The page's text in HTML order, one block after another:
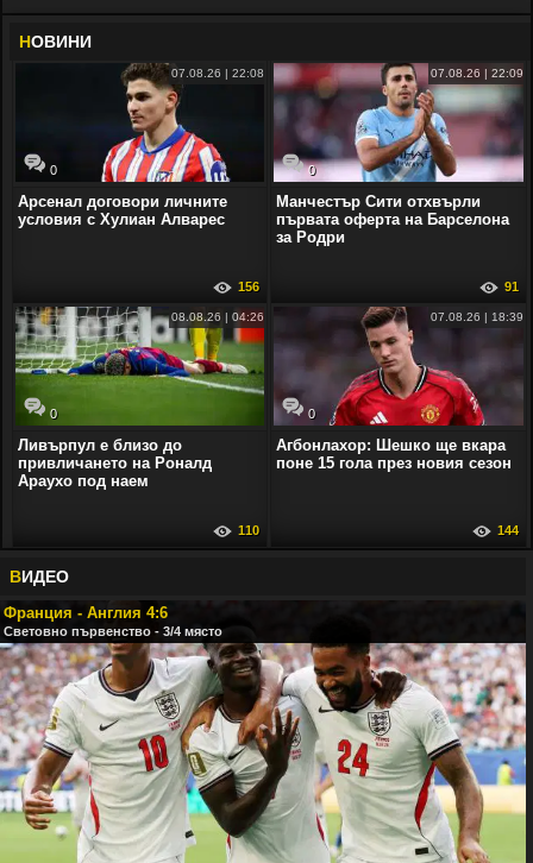
НОВИНИ
0
07.08.26 | 22:08
Арсенал договори личните
условия с Хулиан Алварес
156
0
07.08.26 | 22:09
Манчестър Сити отхвърли
първата оферта на Барселона
за Родри
91
0
08.08.26 | 04:26
Ливърпул е близо до
привличането на Роналд
Араухо под наем
110
0
07.08.26 | 18:39
Агбонлахор: Шешко ще вкара
поне 15 гола през новия сезон
144
ВИДЕО
Франция - Англия 4:6
Световно първенство - 3/4 място